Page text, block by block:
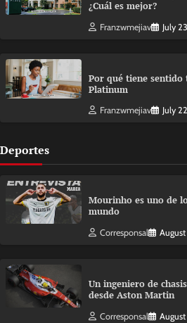
¿Cuál es mejor?
Franzwmejiav July
Por qué tiene sentido
Platinum
Franzwmejiav July
Deportes
Mourinho es uno de
mundo
Corresponsal
Un ingeniero de
desde Aston Martin
Corresponsal